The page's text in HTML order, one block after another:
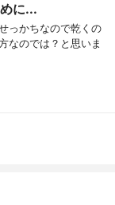
に...
っかちなので乾くの
なのでは？と思いま